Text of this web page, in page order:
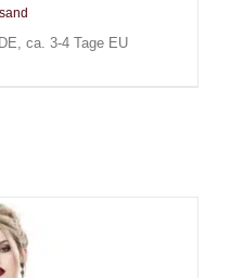
ca. 3-4 Tage EU